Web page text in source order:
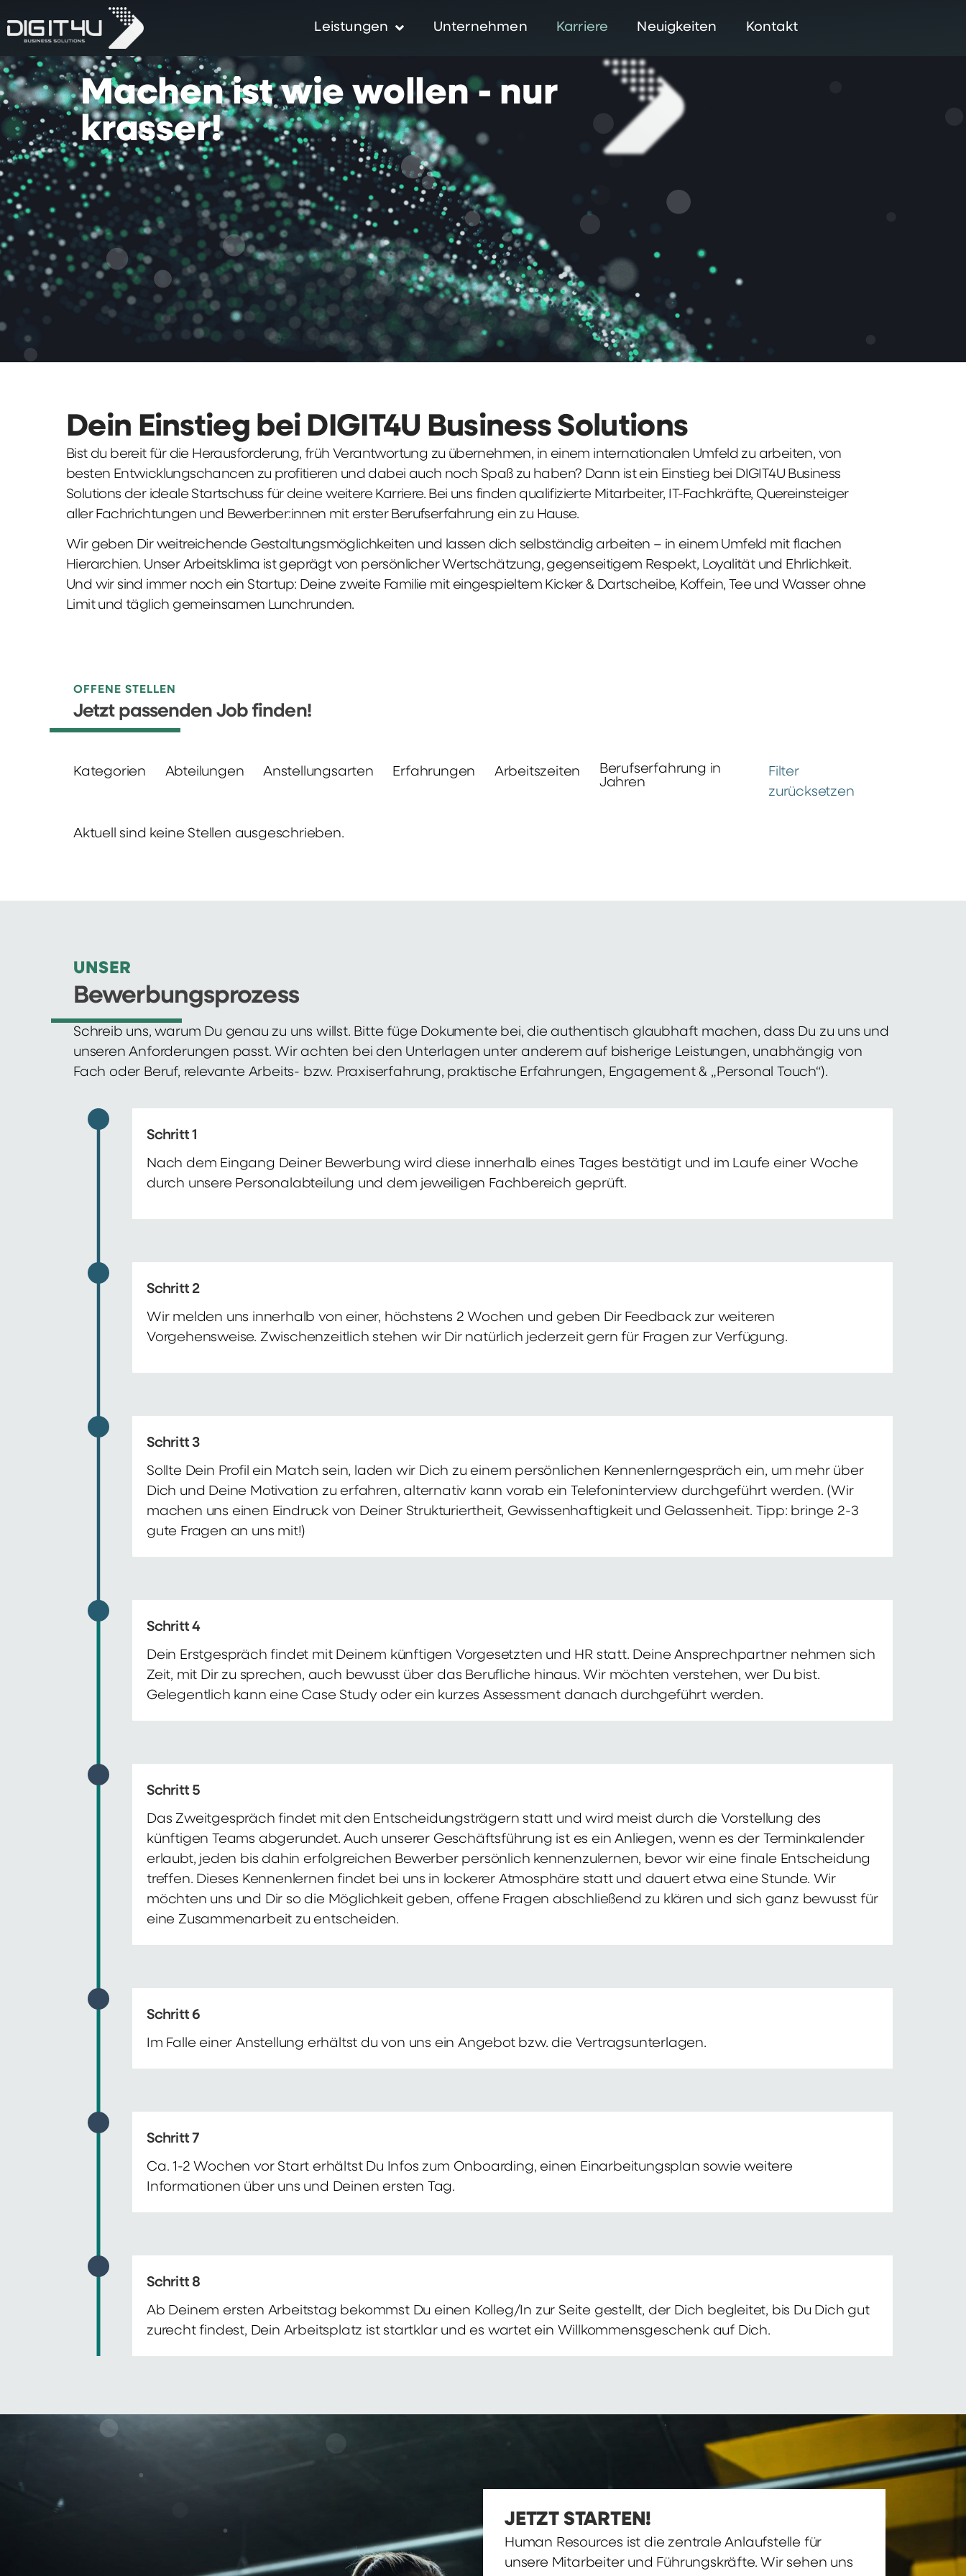
Leistungen Unternehmen Karriere Neuigkeiten Kontakt
Machen ist wie wollen - nur
krasser!
Dein Einstieg bei DIGIT4U Business Solutions
Bist du bereit für die Herausforderung, früh Verantwortung zu übernehmen, in einem internationalen Umfeld zu arbeiten, von
besten Entwicklungschancen zu profitieren und dabei auch noch Spaß zu haben? Dann ist ein Einstieg bei DIGIT4U Business
Solutions der ideale Startschuss für deine weitere Karriere. Bei uns finden qualifizierte Mitarbeiter, IT-Fachkräfte, Quereinsteiger
aller Fachrichtungen und Bewerber:innen mit erster Berufserfahrung ein zu Hause.
Wir geben Dir weitreichende Gestaltungsmöglichkeiten und lassen dich selbständig arbeiten – in einem Umfeld mit flachen
Hierarchien. Unser Arbeitsklima ist geprägt von persönlicher Wertschätzung, gegenseitigem Respekt, Loyalität und Ehrlichkeit.
Und wir sind immer noch ein Startup: Deine zweite Familie mit eingespieltem Kicker & Dartscheibe, Koffein, Tee und Wasser ohne
Limit und täglich gemeinsamen Lunchrunden.
OFFENE STELLEN
Jetzt passenden Job finden!
Kategorien Abteilungen Anstellungsarten Erfahrungen Arbeitszeiten
Berufserfahrung in
Jahren
Filter
zurücksetzen
Aktuell sind keine Stellen ausgeschrieben.
UNSER
Bewerbungsprozess
Schreib uns, warum Du genau zu uns willst. Bitte füge Dokumente bei, die authentisch glaubhaft machen, dass Du zu uns und
unseren Anforderungen passt. Wir achten bei den Unterlagen unter anderem auf bisherige Leistungen, unabhängig von
Fach oder Beruf, relevante Arbeits- bzw. Praxiserfahrung, praktische Erfahrungen, Engagement & „Personal Touch“).
Schritt 1
Nach dem Eingang Deiner Bewerbung wird diese innerhalb eines Tages bestätigt und im Laufe einer Woche
durch unsere Personalabteilung und dem jeweiligen Fachbereich geprüft.
Schritt 2
Wir melden uns innerhalb von einer, höchstens 2 Wochen und geben Dir Feedback zur weiteren
Vorgehensweise. Zwischenzeitlich stehen wir Dir natürlich jederzeit gern für Fragen zur Verfügung.
Schritt 3
Sollte Dein Profil ein Match sein, laden wir Dich zu einem persönlichen Kennenlerngespräch ein, um mehr über
Dich und Deine Motivation zu erfahren, alternativ kann vorab ein Telefoninterview durchgeführt werden. (Wir
machen uns einen Eindruck von Deiner Strukturiertheit, Gewissenhaftigkeit und Gelassenheit. Tipp: bringe 2-3
gute Fragen an uns mit!)
Schritt 4
Dein Erstgespräch findet mit Deinem künftigen Vorgesetzten und HR statt. Deine Ansprechpartner nehmen sich
Zeit, mit Dir zu sprechen, auch bewusst über das Berufliche hinaus. Wir möchten verstehen, wer Du bist.
Gelegentlich kann eine Case Study oder ein kurzes Assessment danach durchgeführt werden.
Schritt 5
Das Zweitgespräch findet mit den Entscheidungsträgern statt und wird meist durch die Vorstellung des
künftigen Teams abgerundet. Auch unserer Geschäftsführung ist es ein Anliegen, wenn es der Terminkalender
erlaubt, jeden bis dahin erfolgreichen Bewerber persönlich kennenzulernen, bevor wir eine finale Entscheidung
treffen. Dieses Kennenlernen findet bei uns in lockerer Atmosphäre statt und dauert etwa eine Stunde. Wir
möchten uns und Dir so die Möglichkeit geben, offene Fragen abschließend zu klären und sich ganz bewusst für
eine Zusammenarbeit zu entscheiden.
Schritt 6
Im Falle einer Anstellung erhältst du von uns ein Angebot bzw. die Vertragsunterlagen.
Schritt 7
Ca. 1-2 Wochen vor Start erhältst Du Infos zum Onboarding, einen Einarbeitungsplan sowie weitere
Informationen über uns und Deinen ersten Tag.
Schritt 8
Ab Deinem ersten Arbeitstag bekommst Du einen Kolleg/In zur Seite gestellt, der Dich begleitet, bis Du Dich gut
zurecht findest, Dein Arbeitsplatz ist startklar und es wartet ein Willkommensgeschenk auf Dich.
JETZT STARTEN!
Human Resources ist die zentrale Anlaufstelle für
unsere Mitarbeiter und Führungskräfte. Wir sehen uns